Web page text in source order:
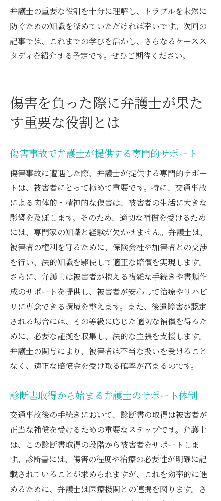
弁護士の重要な役割を十分に理解し、トラブルを未然に
防ぐための知識を深めていただければ幸いです。次回の
記事では、これまでの学びを活かし、さらなるケースス
タディを紹介する予定です。ぜひご期待ください。
傷害を負った際に弁護士が果た
す重要な役割とは
傷害事故で弁護士が提供する専門的サポート
傷害事故に遭遇した際、弁護士が提供する専門的サポー
トは、被害者にとって極めて重要です。特に、交通事故
による肉体的・精神的な傷害は、被害者の生活に大きな
影響を及ぼします。そのため、適切な補償を受けるため
には、専門家の知識と経験が欠かせません。弁護士は、
被害者の権利を守るために、保険会社や加害者との交渉
を行い、法的知識を駆使して適正な賠償を実現します。
さらに、弁護士は被害者が抱える複雑な手続きや書類作
成のサポートを提供し、被害者が安心して治療やリハビ
リに専念できる環境を整えます。また、後遺障害が認定
される場合には、その等級に応じた適切な補償を得るた
めに、必要な証拠を収集し、法的な主張を支援します。
弁護士の関与により、被害者は不当な扱いを受けること
なく、適正な賠償金を受け取る確率が高まるのです。
診断書取得から始まる弁護士のサポート体制
交通事故後の手続きにおいて、診断書の取得は被害者が
正当な補償を受けるための重要なステップです。弁護士
は、この診断書取得の段階から被害者をサポートしま
す。診断書には、傷害の程度や治療の必要性が明確に記
載されていることが求められますが、これを効率的に進
めるために、弁護士は医療機関との連携を図ります。さ